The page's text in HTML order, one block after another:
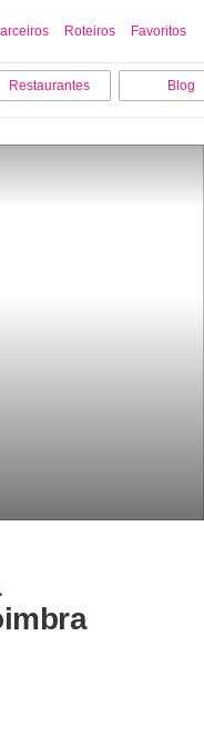
Roteiros Favoritos
Restaurantes Blog